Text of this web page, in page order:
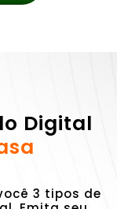
Digital
3 tipos de